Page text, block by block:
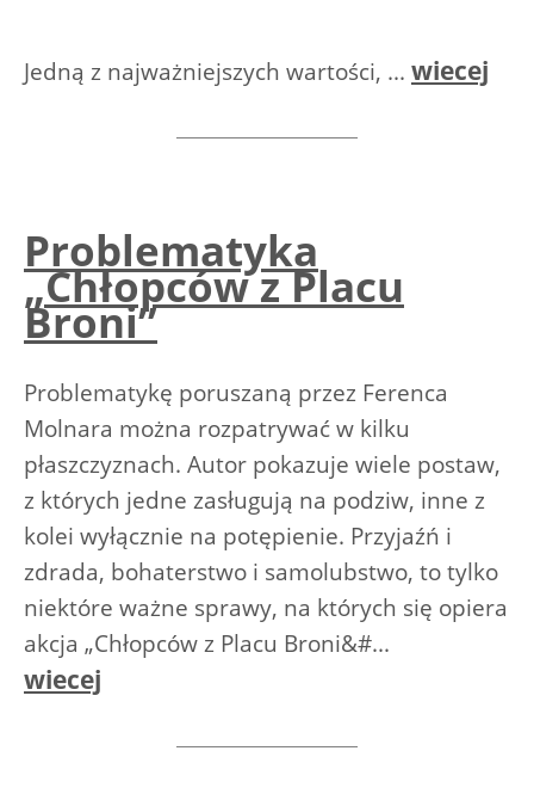
Jedną z najważniejszych wartości, ... wiecej
Problematyka
„Chłopców z Placu
Broni”
Problematykę poruszaną przez Ferenca
Molnara można rozpatrywać w kilku
płaszczyznach. Autor pokazuje wiele postaw,
z których jedne zasługują na podziw, inne z
kolei wyłącznie na potępienie. Przyjaźń i
zdrada, bohaterstwo i samolubstwo, to tylko
niektóre ważne sprawy, na których się opiera
akcja „Chłopców z Placu Broni&#...
wiecej